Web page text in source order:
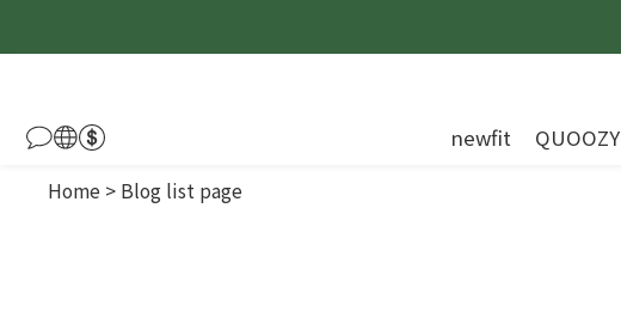
newfit QUOOZY
Home > Blog list page